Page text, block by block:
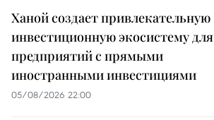
Ханой создает привлекательную
инвестиционную экосистему для
предприятий с прямыми
иностранными инвестициями
05/08/2026 22:00